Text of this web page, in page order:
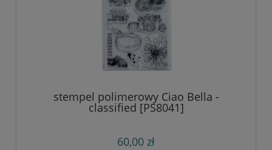
stempel polimerowy Ciao Bella -
classified [PS8041]
60,00 zł